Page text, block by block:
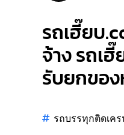
รถเฮี๊ยบ
จ้าง รถเ
รับยกขอ
รถบรรทุกติดเค